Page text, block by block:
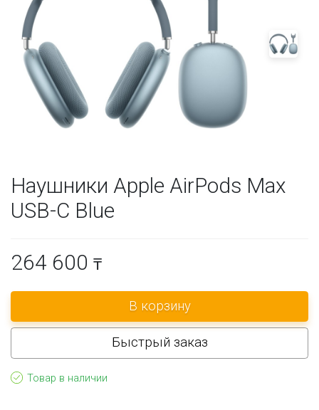
Наушники Apple AirPods Max
USB-C Blue
264 600 ₸
Быстрый заказ
Товар в наличии